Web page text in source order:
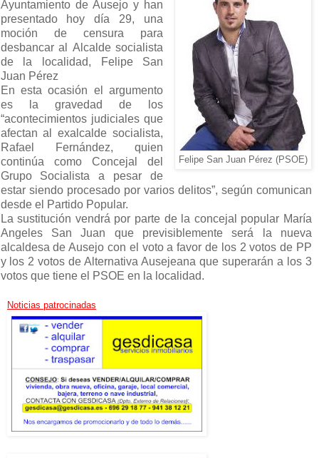
Felipe San Juan Pérez (PSOE)
Ayuntamiento de Ausejo y han
presentado hoy día 29, una
moción de censura para
desbancar al Alcalde socialista
de la localidad, Felipe San
Juan Pérez
En esta ocasión el argumento
es la gravedad de los
“acontecimientos judiciales que
afectan al exalcalde socialista,
Rafael Fernández, quien
continúa como Concejal del
Grupo Socialista a pesar de
estar siendo procesado por varios delitos”, según comunican
desde el Partido Popular.
La sustitución vendrá por parte de la concejal popular María
Angeles San Juan que previsiblemente será la nueva
alcaldesa de Ausejo con el voto a favor de los 2 votos de PP
y los 2 votos de Alternativa Ausejeana que superarán a los 3
votos que tiene el PSOE en la localidad.
Noticias patrocinadas